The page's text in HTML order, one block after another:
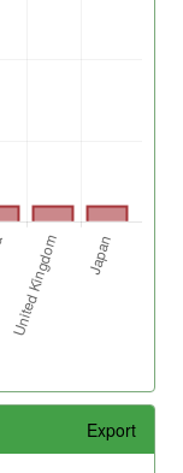
Export